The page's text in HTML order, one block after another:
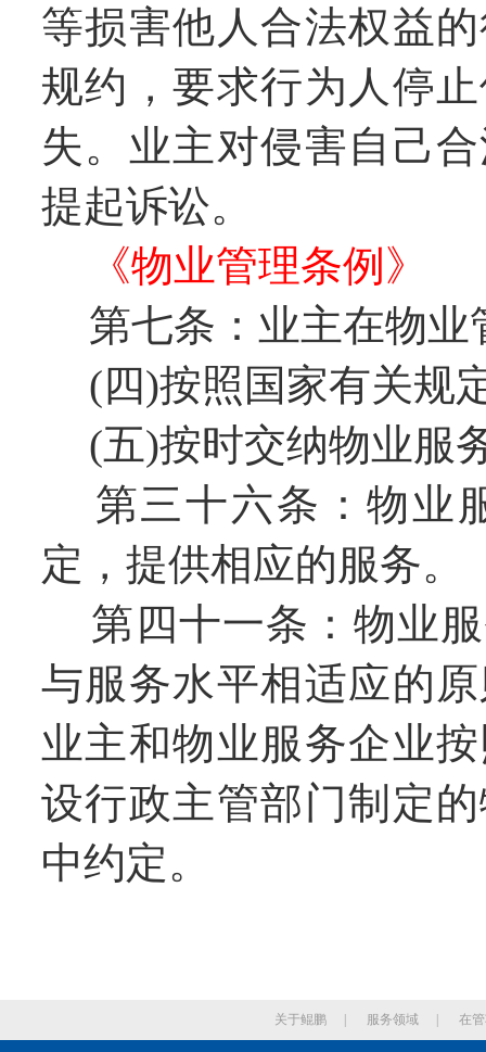
等损害他人合法权益
规约，要求行为人停
失。业主对侵害自己
提起诉讼。
《物业管理条例》
第七条：业主在物
(四)按照国家有关规
(五)按时交纳物业服
第三十六条：物业
定，提供相应的服务。
第四十一条：物业
与服务水平相适应的
业主和物业服务企业
设行政主管部门制定
中约定。
关于鲲鹏 服务领域 在